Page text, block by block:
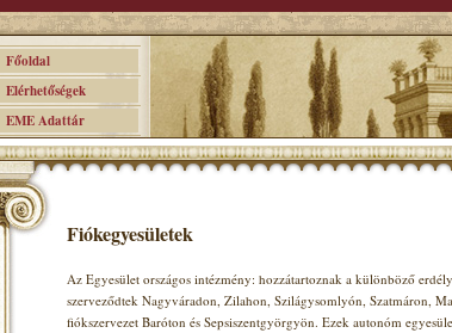
Főoldal
Elérhetőségek
EME Adattár
Fiókegyesületek
Az Egyesület országos intézmény: hozzátartoznak a különböző
szerveződtek Nagyváradon, Zilahon, Szilágysomlyón, Szatmáron,
fiókszervezet Baróton és Sepsiszentgyörgyön. Ezek autonóm